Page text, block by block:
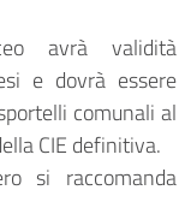
avrà validità
e dovrà essere
comunali al
CIE definitiva.
si raccomanda